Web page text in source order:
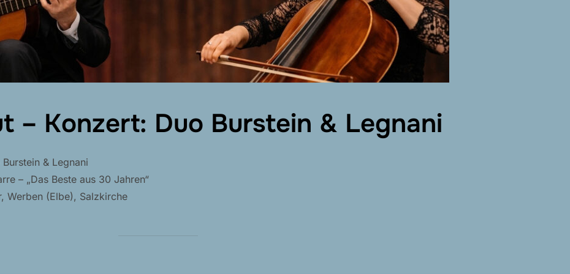
– Konzert: Duo Burstein & Legnani
& Legnani
– „Das Beste aus 30 Jahren“
Werben (Elbe), Salzkirche